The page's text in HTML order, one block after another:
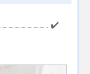
✔️